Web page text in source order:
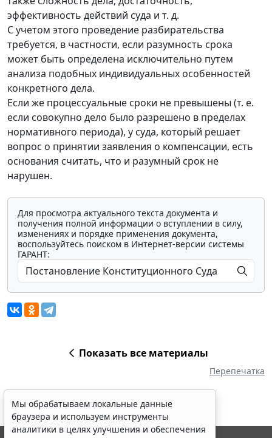
эффективность действий суда и т. д.
С учетом этого проведение разбирательства
требуется, в частности, если разумность срока
может быть определена исключительно путем
анализа подобных индивидуальных особенностей
конкретного дела.
Если же процессуальные сроки не превышены (т. е.
если совокупно дело было разрешено в пределах
нормативного периода), у суда, который решает
вопрос о принятии заявления о компенсации, есть
основания считать, что и разумный срок не
нарушен.
Для просмотра актуального текста документа и
получения полной информации о вступлении в силу,
изменениях и порядке применения документа,
воспользуйтесь поиском в Интернет-версии системы
ГАРАНТ:
Показать все материалы
Перепечатка
Мы обрабатываем локальные данные
браузера и используем инструменты
аналитики в целях улучшения и обеспечения